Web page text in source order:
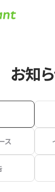
お知
ス